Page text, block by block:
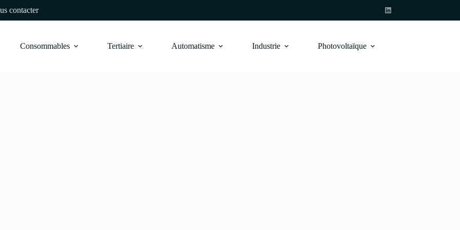
contacter
Consommables Tertiaire Automatisme Industrie Photovoltaïque